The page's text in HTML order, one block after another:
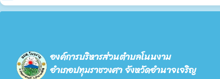
องค์การบริหารส่วนตำบลโนนงาม
อำเภอปทุมราชวงศา จังหวัดอำนาจเจริญ